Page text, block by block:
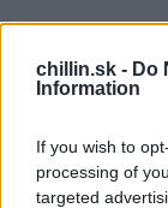
chillin.sk - Do
Information
If you wish to
processing of
targeted
Po príchode
sadnite si k
opýtať na
S
a
r
h
f
o